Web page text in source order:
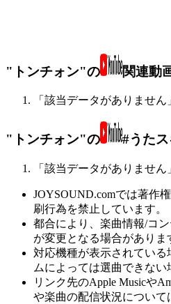
"トンチォン"の 関連動
「該当データがありません
"トンチォン"の #うた
「該当データがありません
JOYSOUND.comでは著作
刷行為を禁止しています。
都合により、楽曲情報/コ
が変更となる場合がありま
対応機種が表示されてい
ムによっては選曲できない
リンク先のApple Musicや
や楽曲の配信状況につい